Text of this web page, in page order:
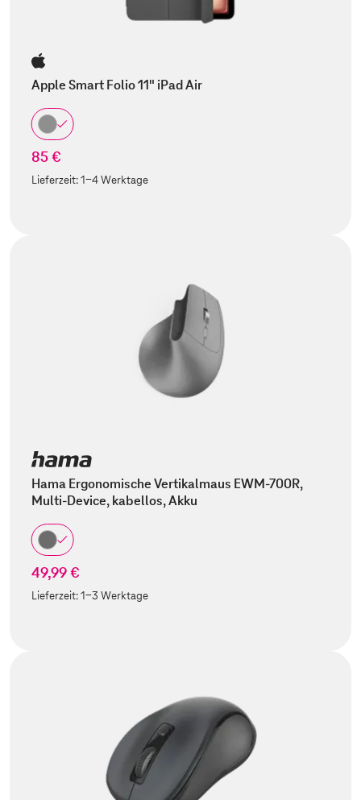
Apple Smart Folio 11" iPad Air
85 €
Lieferzeit:1-4 Werktage
Hama Ergonomische Vertikalmaus EWM-700R,
Multi-Device, kabellos, Akku
49,99 €
Lieferzeit:1-3 Werktage